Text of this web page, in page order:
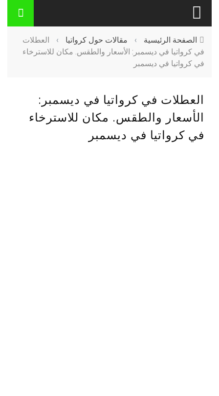
الصفحة الرئيسية › مقالات حول كرواتيا ›
العطلات
في كرواتيا في ديسمبر: الأسعار والطقس. مكان للاسترخاء
في كرواتيا في ديسمبر
العطلات في كرواتيا في ديسمبر:
الأسعار والطقس. مكان للاسترخاء
في كرواتيا في ديسمبر